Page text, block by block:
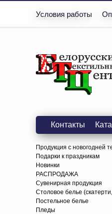
Условия работы
Контакты
Продукция с новогодней
Подарки к праздникам
Новинки
РАСПРОДАЖА
Сувенирная продукция
Столовое белье
Постельное белье
Пледы